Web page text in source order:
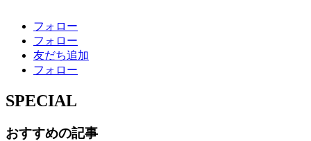
フォロー
フォロー
友だち追加
フォロー
SPECIAL
おすすめの記事